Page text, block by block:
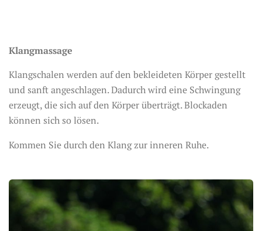
Klangmassage
Klangschalen werden auf den bekleideten Körper gestellt
und sanft angeschlagen. Dadurch wird eine Schwingung
erzeugt, die sich auf den Körper überträgt. Blockaden
können sich so lösen.
Kommen Sie durch den Klang zur inneren Ruhe.